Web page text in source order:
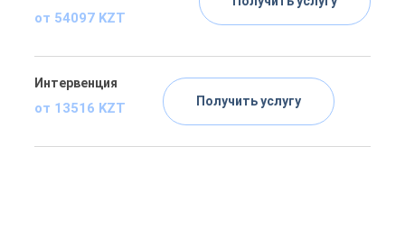
от 54097 KZT
Интервенция
от 13516 KZT Получить услугу